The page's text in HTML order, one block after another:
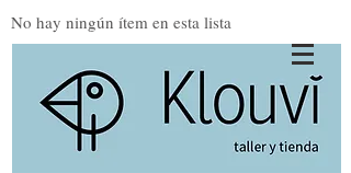
No hay ningún ítem en esta lista